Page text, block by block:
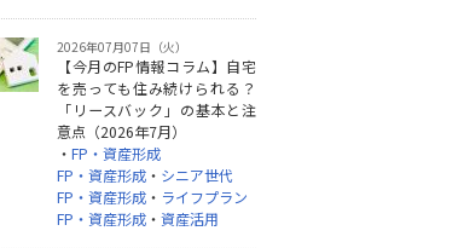
2026年07月07日（火）
【今月のFP情報コラム】自宅
を売っても住み続けられる？
「リースバック」の基本と注
意点（2026年7月）
・ FP・資産形成
FP・資産形成 ・ シニア世代
FP・資産形成 ・ ライフプラン
FP・資産形成 ・ 資産活用